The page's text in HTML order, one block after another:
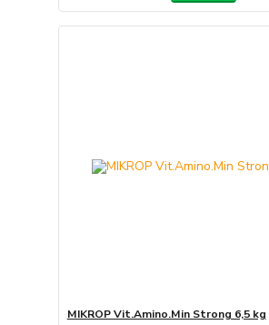
MIKROP Vit.Amino.Min Strong 6,5 kg